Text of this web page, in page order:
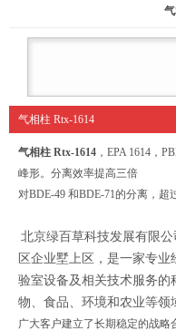
气相柱 Rtx-1614
气相柱 Rtx-1614 ，EPA 1614，
峰形。分离效率提高三倍
对BDE-49 和BDE-71的分离，超
北京绿百草科技发展有限
区企业墅上区，是一家专
验室设备及相关技术服务的
物、食品、环境和农业等领
广大客户建立了长期稳定的战略